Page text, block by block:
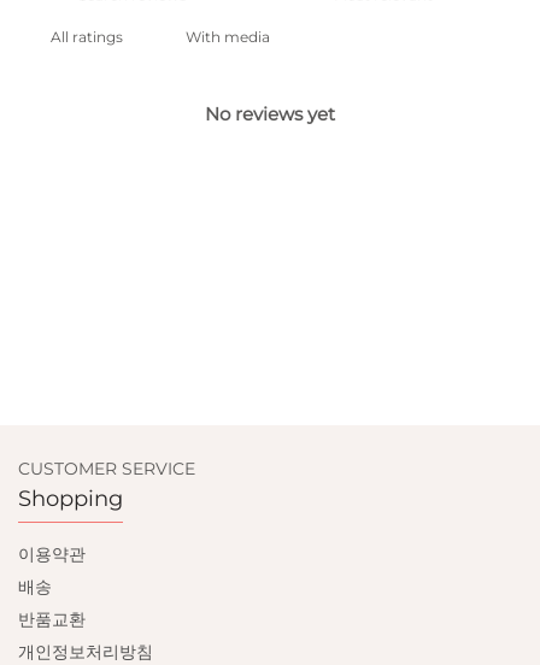
With media
No reviews yet
CUSTOMER SERVICE
Shopping
이용약관
배송
반품교환
개인정보처리방침